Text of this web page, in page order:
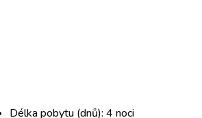
Délka pobytu (dnů): 4 noci